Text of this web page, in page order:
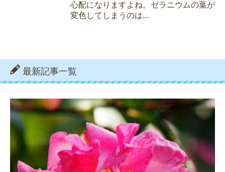
心配になりますよね。ゼラニウムの葉が
変色してしまうのは...
最新記事一覧